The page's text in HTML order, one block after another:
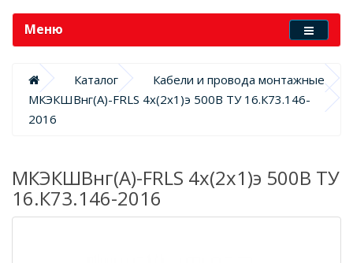
Меню
Каталог
Кабели и провода монтажные
МКЭКШВнг(А)-FRLS 4х(2х1)э 500В ТУ 16.К73.146-
2016
МКЭКШВнг(А)-FRLS 4х(2х1)э 500В ТУ
16.К73.146-2016